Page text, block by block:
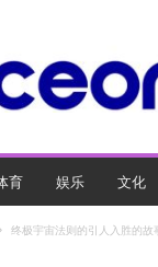
育 娱乐 文化
终极宇宙法则的引人入胜的故